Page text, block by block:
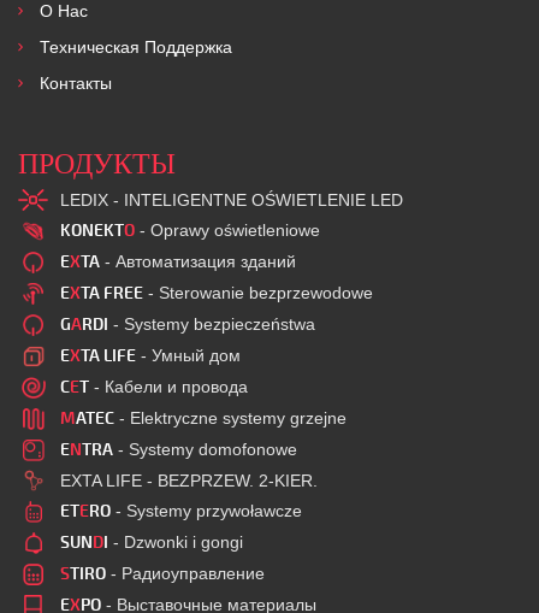
O Нас
Техническая Поддержка
Контакты
ПРОДУКТЫ
LEDIX - INTELIGENTNE OŚWIETLENIE LED
KONEKTO - Oprawy oświetleniowe
EXTA - Автоматизация зданий
EXTA FREE - Sterowanie bezprzewodowe
GARDI - Systemy bezpieczeństwa
EXTA LIFE - Умный дом
CET - Кабели и провода
MATEC - Elektryczne systemy grzejne
ENTRA - Systemy domofonowe
EXTA LIFE - BEZPRZEW. 2-KIER.
ETERO - Systemy przywoławcze
SUNDI - Dzwonki i gongi
STIRO - Радиоуправление
EXPO - Выставочные материалы